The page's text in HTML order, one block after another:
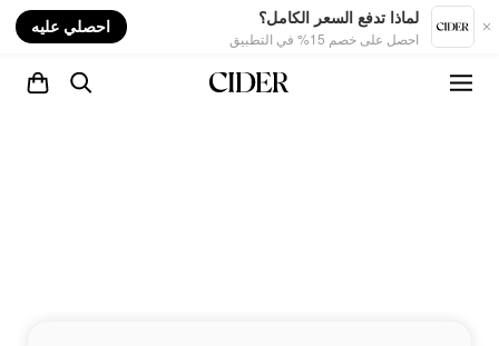
لماذا تدفع السعر الكامل؟
احصل على خصم 15% في التطبيق
احصلي عليه